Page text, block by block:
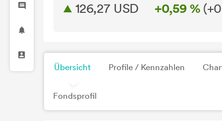
126,27 USD +0,59 % (
Übersicht Profile / Kennzahlen
Fondsprofil